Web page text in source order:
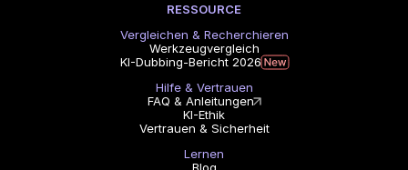
RESSOURCE
Vergleichen & Recherchieren
Werkzeugvergleich
KI-Dubbing-Bericht 2026
Hilfe & Vertrauen
FAQ & Anleitungen
KI-Ethik
Vertrauen & Sicherheit
Lernen